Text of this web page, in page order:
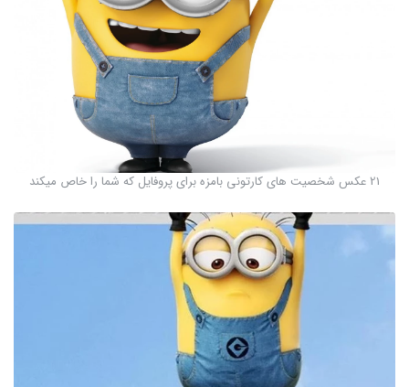
21 عکس شخصیت های کارتونی بامزه برای پروفایل که شما را خاص میکند